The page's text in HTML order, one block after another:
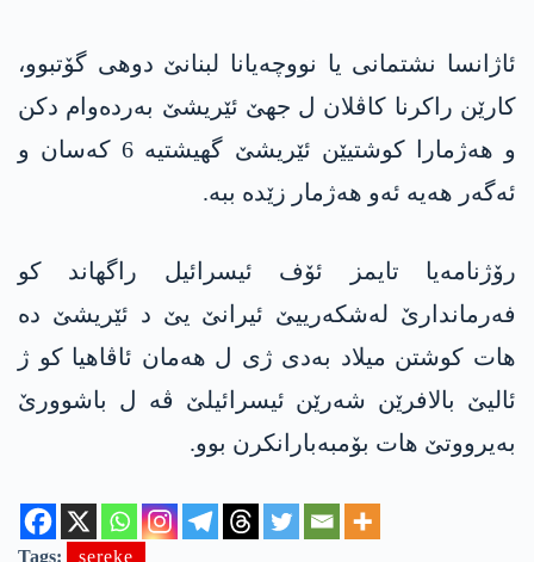
ئاژانسا نشتمانی یا نووچەیانا لبنانێ دوهی گۆتبوو،
کارێن راکرنا کاڤلان ل جهێ ئێریشێ بەردەوام دکن
و هەژمارا کوشتیێن ئێریشێ گهیشتیە 6 کەسان و
ئەگەر هەیە ئەو هەژمار زێدە ببە.
رۆژنامەیا تایمز ئۆف ئیسرائیل راگهاند کو
فەرماندارێ لەشکەرییێ ئیرانێ یێ د ئێریشێ دە
هات کوشتن میلاد بەدی ژی ل هەمان ئاڤاهیا کو ژ
ئالیێ بالافرێن شەرێن ئیسرائیلێ ڤە ل باشوورێ
بەیرووتێ هات بۆمبەبارانکرن بوو.
Tags: sereke